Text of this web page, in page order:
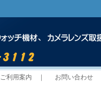
ご利用案内 ｜ お問い合わせ